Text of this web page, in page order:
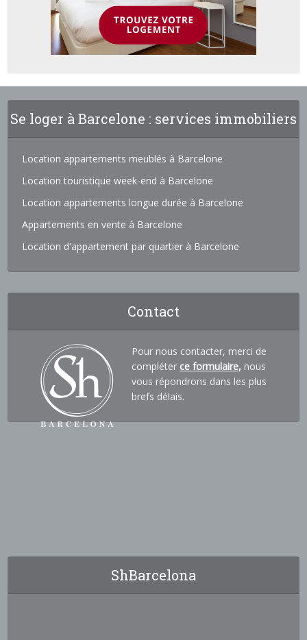
Se loger à Barcelone : services immobiliers
Location appartements meublés à Barcelone
Location touristique week-end à Barcelone
Location appartements longue durée à Barcelone
Appartements en vente à Barcelone
Location d'appartement par quartier à Barcelone
Contact
Pour nous contacter, merci de
compléter ce formulaire, nous
vous répondrons dans les plus
brefs délais.
ShBarcelona